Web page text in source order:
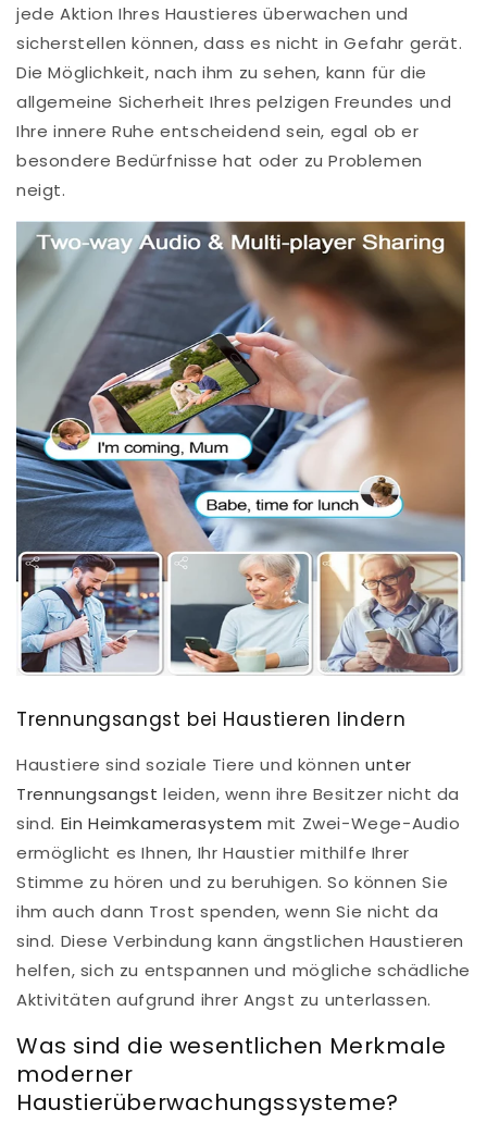
jede Aktion Ihres Haustieres überwachen und
sicherstellen können, dass es nicht in Gefahr gerät.
Die Möglichkeit, nach ihm zu sehen, kann für die
allgemeine Sicherheit Ihres pelzigen Freundes und
Ihre innere Ruhe entscheidend sein, egal ob er
besondere Bedürfnisse hat oder zu Problemen
neigt.
Trennungsangst bei Haustieren lindern
Haustiere sind soziale Tiere und könnenunter
Trennungsangst leiden, wenn ihre Besitzer nicht da
sind. Ein Heimkamerasystem mit Zwei-Wege-Audio
ermöglicht es Ihnen, Ihr Haustier mithilfe Ihrer
Stimme zu hören und zu beruhigen. So können Sie
ihm auch dann Trost spenden, wenn Sie nicht da
sind. Diese Verbindung kann ängstlichen Haustieren
helfen, sich zu entspannen und mögliche schädliche
Aktivitäten aufgrund ihrer Angst zu unterlassen.
Was sind die wesentlichen Merkmale
moderner
Haustierüberwachungssysteme?